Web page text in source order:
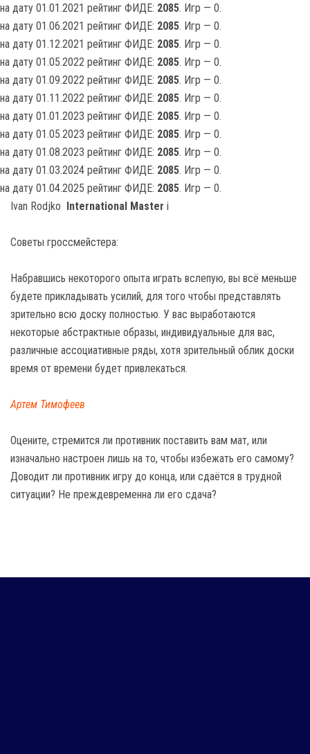
на дату 01.01.2021 рейтинг ФИДЕ: 2085. Игр — 0.
на дату 01.06.2021 рейтинг ФИДЕ: 2085. Игр — 0.
на дату 01.12.2021 рейтинг ФИДЕ: 2085. Игр — 0.
на дату 01.05.2022 рейтинг ФИДЕ: 2085. Игр — 0.
на дату 01.09.2022 рейтинг ФИДЕ: 2085. Игр — 0.
на дату 01.11.2022 рейтинг ФИДЕ: 2085. Игр — 0.
на дату 01.01.2023 рейтинг ФИДЕ: 2085. Игр — 0.
на дату 01.05.2023 рейтинг ФИДЕ: 2085. Игр — 0.
на дату 01.08.2023 рейтинг ФИДЕ: 2085. Игр — 0.
на дату 01.03.2024 рейтинг ФИДЕ: 2085. Игр — 0.
на дату 01.04.2025 рейтинг ФИДЕ: 2085. Игр — 0.
Ivan Rodjko International Master i
Советы гроссмейстера:
Набравшись некоторого опыта играть вслепую, вы всё меньше
будете прикладывать усилий, для того чтобы представлять
зрительно всю доску полностью. У вас выработаются
некоторые абстрактные образы, индивидуальные для вас,
различные ассоциативные ряды, хотя зрительный облик доски
время от времени будет привлекаться.
Артем Тимофеев
Оцените, стремится ли противник поставить вам мат, или
изначально настроен лишь на то, чтобы избежать его самому?
Доводит ли противник игру до конца, или сдаётся в трудной
ситуации? Не преждевременна ли его сдача?